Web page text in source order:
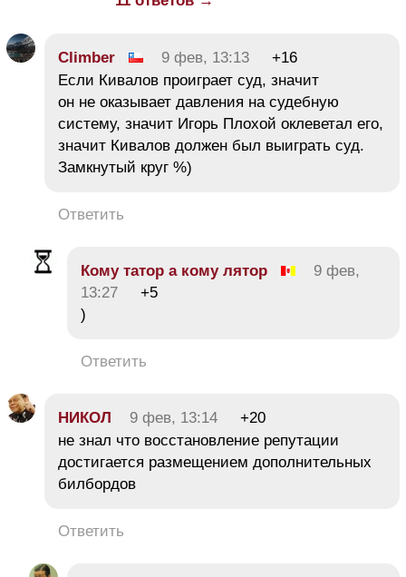
Climber 9 фев, 13:13
+16
Если Кивалов проиграет суд, значит
он не оказывает давления на судебную
систему, значит Игорь Плохой оклеветал его,
значит Кивалов должен был выиграть суд.
Замкнутый круг %)
Ответить
Кому татор а кому лятор
9 фев,
13:27
+5
)
Ответить
НИКОЛ 9 фев, 13:14
+20
не знал что восстановление репутации
достигается размещением дополнительных
билбордов
Ответить